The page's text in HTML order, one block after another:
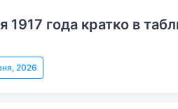
года кратко в
2026